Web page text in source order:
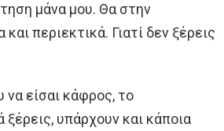
μάνα μου. Θα στην
περιεκτικά. Γιατί δεν ξέρεις
να είσαι κάφρος, το
υπάρχουν και κάποια